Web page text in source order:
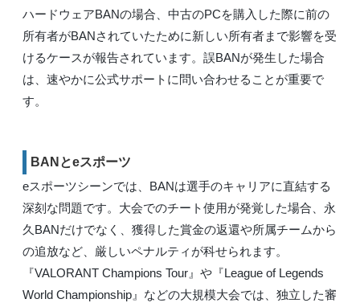
ハードウェアBANの場合、中古のPCを購入した際に前の
所有者がBANされていたために新しい所有者まで影響を受
けるケースが報告されています。誤BANが発生した場合
は、速やかに公式サポートに問い合わせることが重要で
す。
BANとeスポーツ
eスポーツシーンでは、BANは選手のキャリアに直結する
深刻な問題です。大会でのチート使用が発覚した場合、永
久BANだけでなく、獲得した賞金の返還や所属チームから
の追放など、厳しいペナルティが科せられます。
『VALORANT Champions Tour』や『League of Legends
World Championship』などの大規模大会では、独立した審